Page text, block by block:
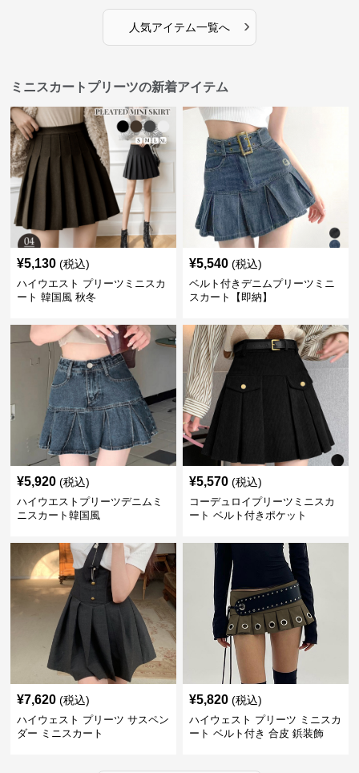
人気アイテム一覧へ ›
ミニスカートプリーツの新着アイテム
¥5,130 (税込)
ハイウエスト プリーツミニスカ
ート 韓国風 秋冬
¥5,540 (税込)
ベルト付きデニムプリーツミニ
スカート【即納】
¥5,920 (税込)
ハイウエストプリーツデニムミ
ニスカート韓国風
¥5,570 (税込)
コーデュロイプリーツミニスカ
ート ベルト付きポケット
¥7,620 (税込)
ハイウェスト プリーツ サスペン
ダー ミニスカート
¥5,820 (税込)
ハイウェスト プリーツ ミニスカ
ート ベルト付き 合皮 鋲装飾